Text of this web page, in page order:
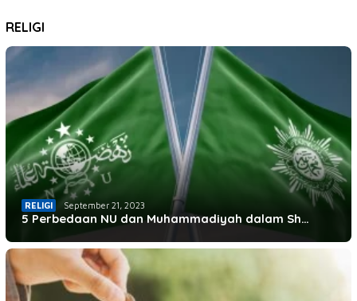
RELIGI
RELIGI September 21, 2023
5 Perbedaan NU dan Muhammadiyah dalam Sh…